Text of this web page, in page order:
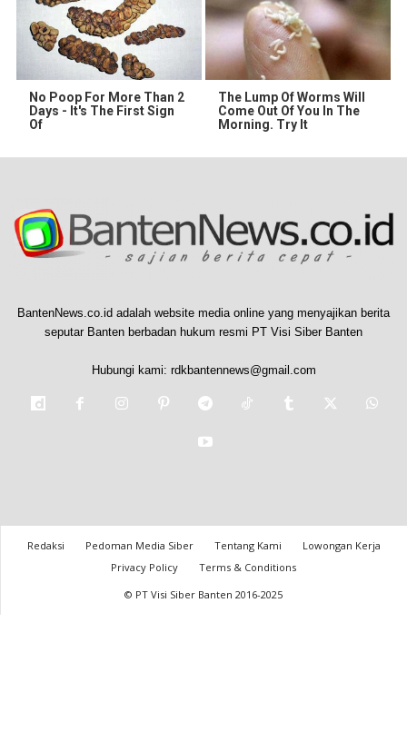
No Poop For More Than 2
Days - It's The First Sign
Of
The Lump Of Worms Will
Come Out Of You In The
Morning. Try It
BantenNews.co.id adalah website media online yang menyajikan berita
seputar Banten berbadan hukum resmi PT Visi Siber Banten
Hubungi kami: rdkbantennews@gmail.com
Redaksi Pedoman Media Siber Tentang Kami
Lowongan Kerja
Privacy Policy
Terms & Conditions
© PT Visi Siber Banten 2016-2025